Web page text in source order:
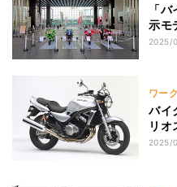
「
示モ
2025/
ワー
バイ
リオ
のバ
2025/